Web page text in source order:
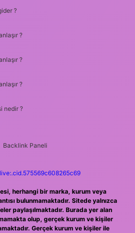
?
?
?
?
nedir ?
herhangi bir marka, kurum veya
bulunmamaktadır. Sitede yalnızca
paylaşılmaktadır. Burada yer alan
olup, gerçek kurum ve kişiler
Gerçek kurum ve kişiler ile